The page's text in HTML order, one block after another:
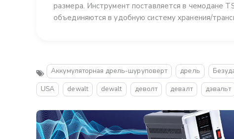
размера. Инструмент поставляется в чемодане
объединяются в удобную систему хранения/
Аккумуляторная дрель-шуруповерт дрель
USA
dewalt dewalt деволт девалт дэвальт